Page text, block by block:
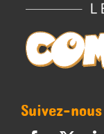
Suivez-nous